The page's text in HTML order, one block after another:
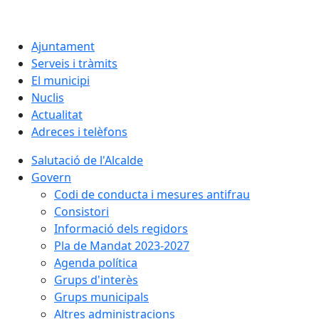
Ajuntament
Serveis i tràmits
El municipi
Nuclis
Actualitat
Adreces i telèfons
Salutació de l'Alcalde
Govern
Codi de conducta i mesures antifrau
Consistori
Informació dels regidors
Pla de Mandat 2023-2027
Agenda política
Grups d'interès
Grups municipals
Altres administracions